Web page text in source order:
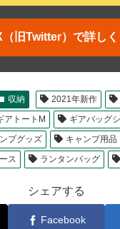
（旧Twitter）で詳しく
収納 2021年新作
アトートM
ギアバッグ
プグッズ キャンプ用品
ス ランタンバッグ
シェアする
Facebook